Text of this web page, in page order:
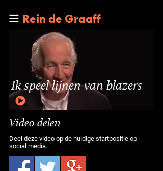
Rein de Graaff
Ik speel lijnen van blazers
Video delen
Deel deze video op de huidige startpositie op
social media.